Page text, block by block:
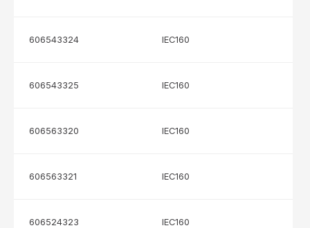
606543324 IEC160
606543325 IEC160
606563320 IEC160
606563321 IEC160
606524323 IEC160